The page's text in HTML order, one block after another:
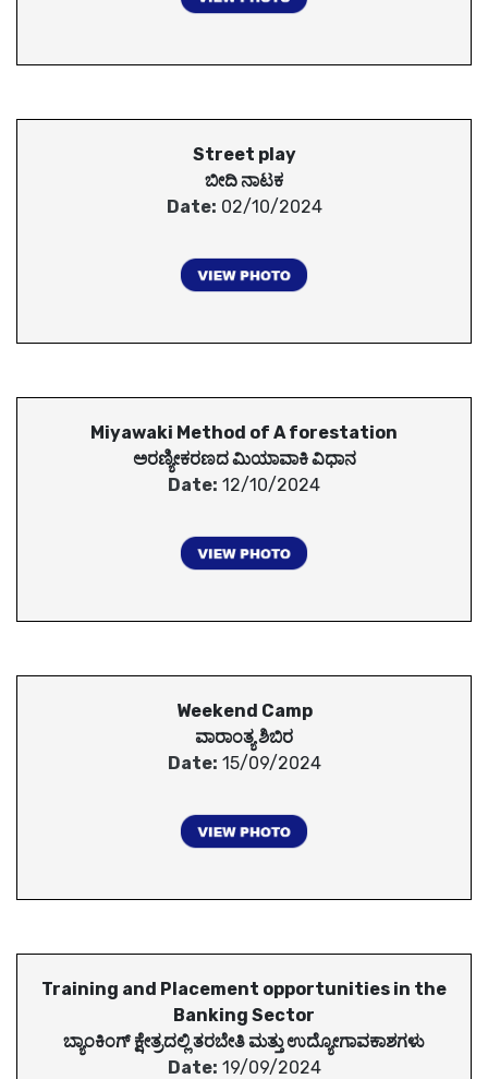
Street play
ಬೀದಿ ನಾಟಕ
Date: 02/10/2024
Miyawaki Method of A forestation
ಅರಣ್ಯೀಕರಣದ ಮಿಯಾವಾಕಿ ವಿಧಾನ
Date: 12/10/2024
Weekend Camp
ವಾರಾಂತ್ಯ ಶಿಬಿರ
Date: 15/09/2024
Training and Placement opportunities in the
Banking Sector
ಬ್ಯಾಂಕಿಂಗ್ ಕ್ಷೇತ್ರದಲ್ಲಿ ತರಬೇತಿ ಮತ್ತು ಉದ್ಯೋಗಾವಕಾಶಗಳು
Date: 19/09/2024